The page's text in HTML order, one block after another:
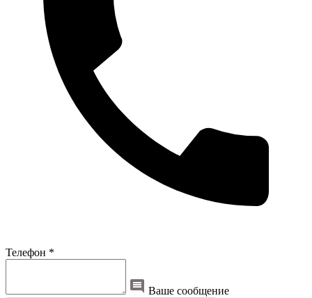
Телефон *
Ваше сообщение